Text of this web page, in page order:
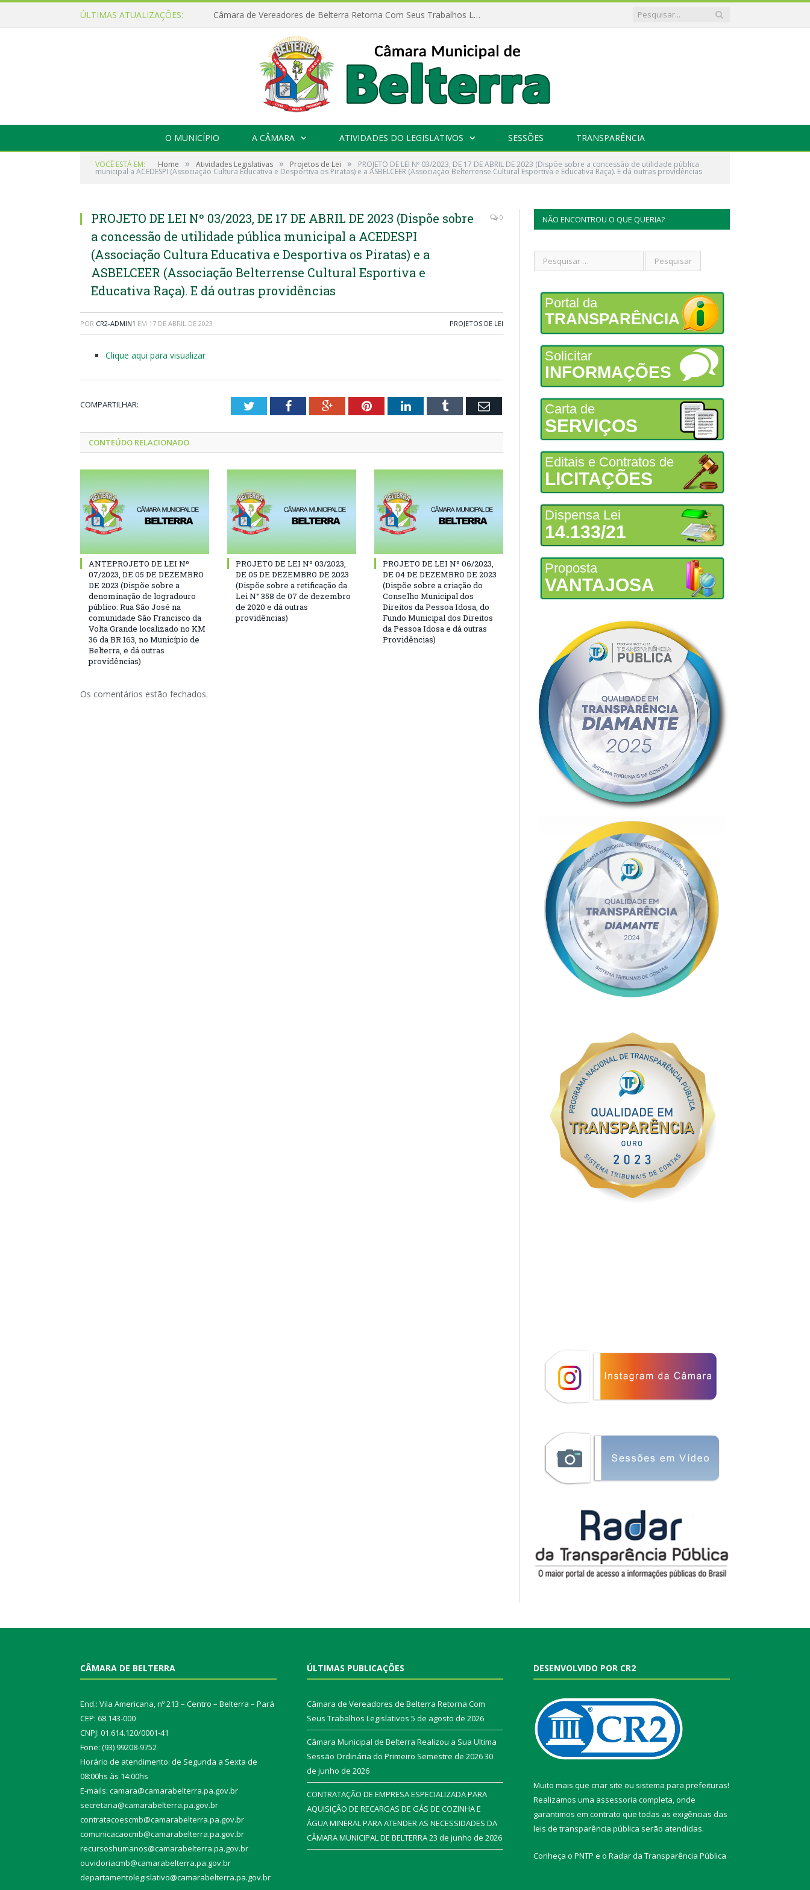
ÚLTIMAS ATUALIZAÇÕES: Câmara de Vereadores de Belterra Retorna Com Seus Trabalhos Legislativos
O MUNICÍPIO A CÂMARA ATIVIDADES DO LEGISLATIVOS SESSÕES TRANSPARÊNCIA
VOCÊ ESTÁ EM: Home » Atividades Legislativas » Projetos de Lei » PROJETO DE LEI Nº 03/2023, DE 17 DE ABRIL DE 2023 (Dispõe sobre a concessão de utilidade pública
municipal a ACEDESPI (Associação Cultura Educativa e Desportiva os Piratas) e a ASBELCEER (Associação Belterrense Cultural Esportiva e Educativa Raça). E dá outras providências
PROJETO DE LEI Nº 03/2023, DE 17 DE ABRIL DE 2023 (Dispõe sobre
a concessão de utilidade pública municipal a ACEDESPI
(Associação Cultura Educativa e Desportiva os Piratas) e a
ASBELCEER (Associação Belterrense Cultural Esportiva e
Educativa Raça). E dá outras providências
0
POR CR2-ADMIN1 EM 17 DE ABRIL DE 2023 PROJETOS DE LEI
Clique aqui para visualizar
COMPARTILHAR: TwitterFacebookGoogle+PinterestLinkedInTumblr Email
CONTEÚDO RELACIONADO
ANTEPROJETO DE LEI Nº
07/2023, DE 05 DE DEZEMBRO
DE 2023 (Dispõe sobre a
denominação de logradouro
público: Rua São José na
comunidade São Francisco da
Volta Grande localizado no KM
36 da BR 163, no Município de
Belterra, e dá outras
providências)
PROJETO DE LEI Nº 03/2023,
DE 05 DE DEZEMBRO DE 2023
(Dispõe sobre a retificação da
Lei N° 358 de 07 de dezembro
de 2020 e dá outras
providências)
PROJETO DE LEI Nº 06/2023,
DE 04 DE DEZEMBRO DE 2023
(Dispõe sobre a criação do
Conselho Municipal dos
Direitos da Pessoa Idosa, do
Fundo Municipal dos Direitos
da Pessoa Idosa e dá outras
Providências)
Os comentários estão fechados.
NÃO ENCONTROU O QUE QUERIA?
Portal da
TRANSPARÊNCIA
Solicitar
INFORMAÇÕES
Carta de
SERVIÇOS
Editais e Contratos de
LICITAÇÕES
Dispensa Lei
14.133/21
Proposta
VANTAJOSA
CÂMARA DE BELTERRA
End.: Vila Americana, nº 213 – Centro – Belterra – Pará
CEP: 68.143-000
CNPJ: 01.614.120/0001-41
Fone: (93) 99208-9752
Horário de atendimento: de Segunda a Sexta de
08:00hs às 14:00hs
E-mails: camara@camarabelterra.pa.gov.br
secretaria@camarabelterra.pa.gov.br
contratacoescmb@camarabelterra.pa.gov.br
comunicacaocmb@camarabelterra.pa.gov.br
recursoshumanos@camarabelterra.pa.gov.br
ouvidoriacmb@camarabelterra.pa.gov.br
departamentolegislativo@camarabelterra.pa.gov.br
ÚLTIMAS PUBLICAÇÕES
Câmara de Vereadores de Belterra Retorna Com
Seus Trabalhos Legislativos 5 de agosto de 2026
Câmara Municipal de Belterra Realizou a Sua Ultima
Sessão Ordinária do Primeiro Semestre de 202630
de junho de 2026
CONTRATAÇÃO DE EMPRESA ESPECIALIZADA PARA
AQUISIÇÃO DE RECARGAS DE GÁS DE COZINHA E
ÁGUA MINERAL PARA ATENDER AS NECESSIDADES DA
CÂMARA MUNICIPAL DE BELTERRA23 de junho de 2026
DESENVOLVIDO POR CR2
Muito mais que criar site ou sistema para prefeituras!
Realizamos uma assessoria completa, onde
garantimos em contrato que todas as exigências das
leis de transparência pública serão atendidas.
Conheça o PNTP e o Radar da Transparência Pública